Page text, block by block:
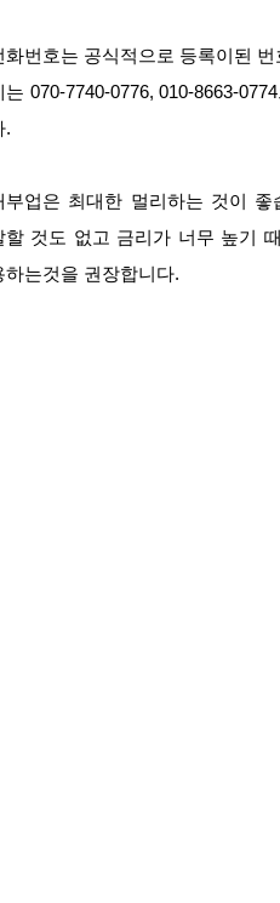
화번호는 공식적으로 등록이된
는 070-7740-0776, 010-8663-
.
부업은 최대한 멀리하는 것이
할 것도 없고 금리가 너무 높기
하는것을 권장합니다.